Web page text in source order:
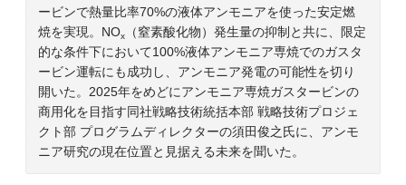
ービンで熱量比率70%の液体アンモニアを使った安定燃
焼を実現。NOx
（窒素酸化物）発生量の抑制と共に、限定
的な条件下において100%液体アンモニア専焼でのガスタ
ービン運転にも成功し、アンモニア発電の可能性を切り
開いた。2025年をめどにアンモニア専焼ガスタービンの
商用化を目指す同社戦略技術統括本部 戦略技術プロジェ
クト部 プログラムディレクターの須田俊之氏に、アンモ
ニア研究の現在位置と見据える未来を聞いた。